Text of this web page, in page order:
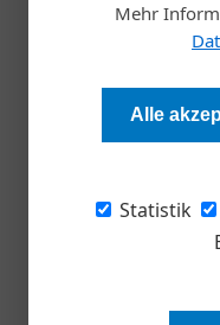
Mehr
Alle
StatistikWie